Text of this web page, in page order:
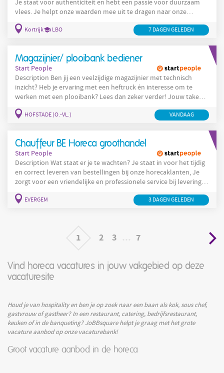
Je staat voor authenticiteit en hebt een passie voor duurzaam
vlees. Je helpt onze waarden mee uit te dragen naar onze
klantgerichtebediening
en adviseert de klant bij het maken van
en zorg je voor een mooie presentatie
Kortrijk LBO 7 DAGEN GELEDEN
Magazijnier/ plooibank bediener
Start People
Description Ben jij een veelzijdige magazijnier met technisch
inzicht? Heb je ervaring met een heftruck én interesse om te
werken met een plooibank? Lees dan zeker verder! Jouw taken
Klanten bedienen en verder helpen Goederen correct stockeren
HOFSTADE (O.-VL.) VANDAAG
Chauffeur BE Horeca groothandel
Start People
Description Wat staat er je te wachten? Je staat in voor het tijdig
en correct leveren van bestellingen bij onze horecaklanten, Je
zorgt voor een vriendelijke en professionele service bij levering,
Je helpt bij het laden en lossen van de goederen, Daarnaast kan
EVERGEM 3 DAGEN GELEDEN
1 2 3 7
Vind horeca vacatures in jouw vakgebied op deze
vacaturesite
Houd je van hospitality en ben je op zoek naar een baan als kok, sous chef,
gastvrouw of gastheer? In een restaurant, catering, bedrijfsrestaurant,
keuken of in de banqueting? JoBBsquare helpt je graag met het grote
vacature aanbod op onze vacaturebank!
Groot vacature aanbod in de horeca